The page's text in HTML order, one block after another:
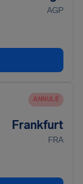
AGP
ANNULÉ
Frankfurt
FRA